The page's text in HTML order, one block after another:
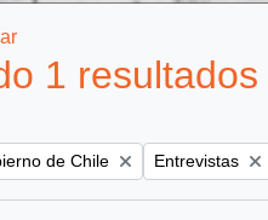
1 resultados
de Chile Remove filter:
Entrevistas